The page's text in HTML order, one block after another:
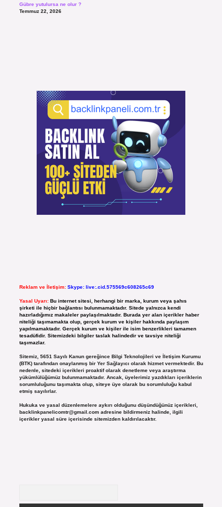
Gübre yutulursa ne olur ?
Temmuz 22, 2026
Reklam ve İletişim: Skype: live:.cid.575569c608265c69
Yasal Uyarı: Bu internet sitesi, herhangi bir marka, kurum veya şahıs
şirketi ile hiçbir bağlantısı bulunmamaktadır. Sitede yalnızca kendi
hazırladığımız makaleler paylaşılmaktadır. Burada yer alan içerikler haber
niteliği taşımamakta olup, gerçek kurum ve kişiler hakkında paylaşım
yapılmamaktadır. Gerçek kurum ve kişiler ile isim benzerlikleri tamamen
tesadüfidir. Sitemizdeki bilgiler taslak halindedir ve tavsiye niteliği
taşımazlar.
Sitemiz, 5651 Sayılı Kanun gereğince Bilgi Teknolojileri ve İletişim Kurumu
(BTK) tarafından onaylanmış bir Yer Sağlayıcı olarak hizmet vermektedir. Bu
nedenle, sitedeki içerikleri proaktif olarak denetleme veya araştırma
yükümlülüğümüz bulunmamaktadır. Ancak, üyelerimiz yazdıkları içeriklerin
sorumluluğunu taşımakta olup, siteye üye olarak bu sorumluluğu kabul
etmiş sayılırlar.
Hukuka ve yasal düzenlemelere aykırı olduğunu düşündüğünüz içerikleri,
backlinkpanelicomtr@gmail.comadresine bildirmeniz halinde, ilgili
içerikler yasal süre içerisinde sitemizden kaldırılacaktır.